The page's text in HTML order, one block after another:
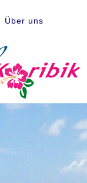
Über uns